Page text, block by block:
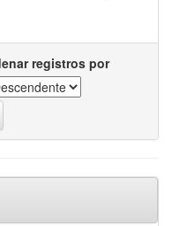
registros por